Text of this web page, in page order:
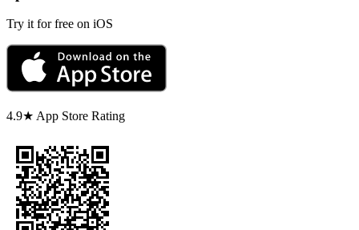
Try it for free on iOS
4.9★ App Store Rating